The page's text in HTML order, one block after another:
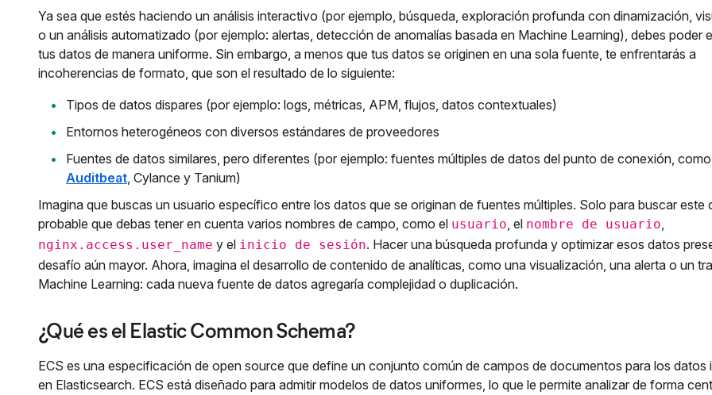
Ya sea que estés haciendo un análisis interactivo (por ejemplo, búsqueda, exploración profunda con dinamización,
o un análisis automatizado (por ejemplo: alertas, detección de anomalías basada en Machine Learning), debes poder
tus datos de manera uniforme. Sin embargo, a menos que tus datos se originen en una sola fuente, te enfrentarás a
incoherencias de formato, que son el resultado de lo siguiente:
Tipos de datos dispares (por ejemplo: logs, métricas, APM, flujos, datos contextuales)
Entornos heterogéneos con diversos estándares de proveedores
Fuentes de datos similares, pero diferentes (por ejemplo: fuentes múltiples de datos del punto de conexión, como
Auditbeat, Cylance y Tanium)
Imagina que buscas un usuario específico entre los datos que se originan de fuentes múltiples. Solo para buscar este
probable que debas tener en cuenta varios nombres de campo, como el usuario, el nombre de usuario,
nginx.access.user_name y el inicio de sesión. Hacer una búsqueda profunda y optimizar esos datos
desafío aún mayor. Ahora, imagina el desarrollo de contenido de analíticas, como una visualización, una alerta o un
Machine Learning: cada nueva fuente de datos agregaría complejidad o duplicación.
¿Qué es el Elastic Common Schema?
ECS es una especificación de open source que define un conjunto común de campos de documentos para los datos
en Elasticsearch. ECS está diseñado para admitir modelos de datos uniformes, lo que le permite analizar de forma